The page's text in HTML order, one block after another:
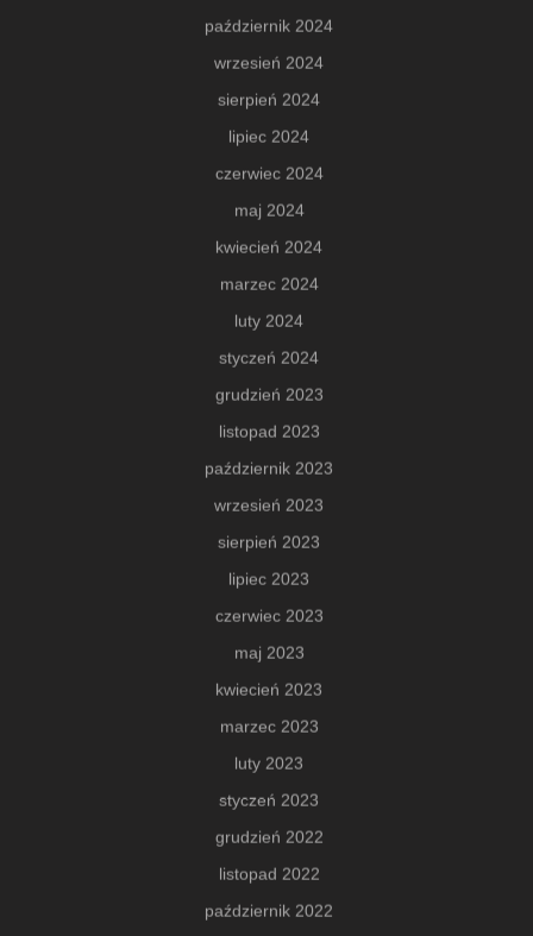
październik 2024
wrzesień 2024
sierpień 2024
lipiec 2024
czerwiec 2024
maj 2024
kwiecień 2024
marzec 2024
luty 2024
styczeń 2024
grudzień 2023
listopad 2023
październik 2023
wrzesień 2023
sierpień 2023
lipiec 2023
czerwiec 2023
maj 2023
kwiecień 2023
marzec 2023
luty 2023
styczeń 2023
grudzień 2022
listopad 2022
październik 2022